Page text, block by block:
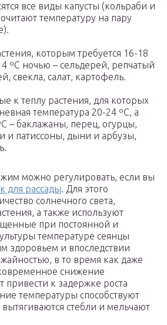
все виды капусты (кольраби и
температуру на пару
которым требуется 16-18
ºC ночью – сельдерей, репчатый
свекла, салат, картофель.
к теплу растения, для которых
температура 20-24 ºC, а
– баклажаны, перец, огурцы,
и патиссоны, дыни и арбузы,
можно регулировать, если вы
для рассады. Для этого
солнечного света,
а также используют
при постоянной и
температуре сеянцы
здоровьем и впоследствии
в то время как даже
снижение
привести к задержке роста
температуры способствуют
вытягиваются стебли и мельчают